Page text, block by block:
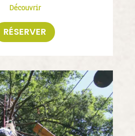
Découvrir
RÉSERVER